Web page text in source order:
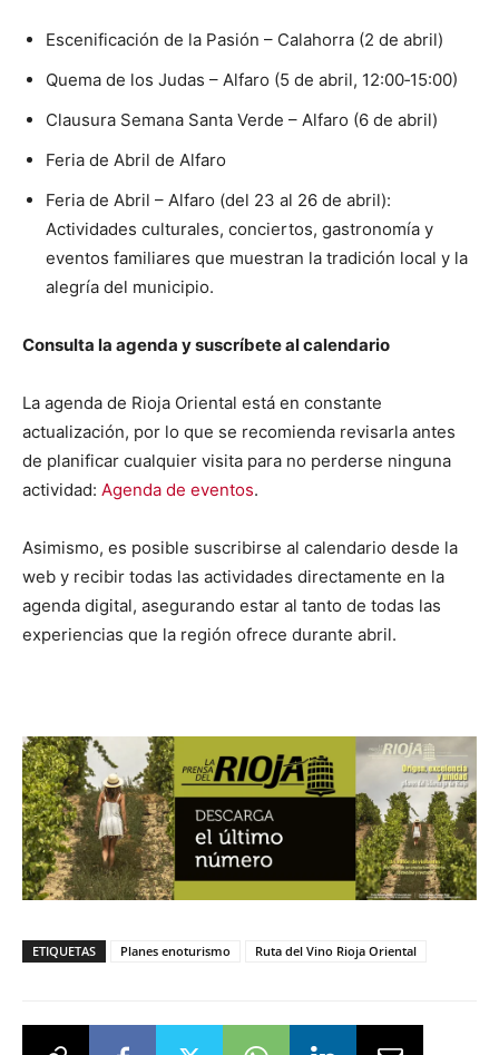
Escenificación de la Pasión – Calahorra (2 de abril)
Quema de los Judas – Alfaro (5 de abril, 12:00‑15:00)
Clausura Semana Santa Verde – Alfaro (6 de abril)
Feria de Abril de Alfaro
Feria de Abril – Alfaro (del 23 al 26 de abril):
Actividades culturales, conciertos, gastronomía y
eventos familiares que muestran la tradición local y la
alegría del municipio.
Consulta la agenda y suscríbete al calendario
La agenda de Rioja Oriental está en constante
actualización, por lo que se recomienda revisarla antes
de planificar cualquier visita para no perderse ninguna
actividad: Agenda de eventos.
Asimismo, es posible suscribirse al calendario desde la
web y recibir todas las actividades directamente en la
agenda digital, asegurando estar al tanto de todas las
experiencias que la región ofrece durante abril.
ETIQUETAS Planes enoturismo Ruta del Vino Rioja Oriental